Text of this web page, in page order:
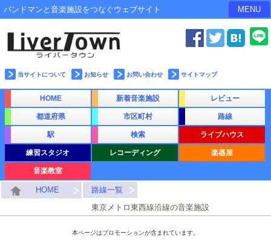
バンドマンと音楽施設をつなぐウェブサイト MENU
当サイトについて お知らせ お問い合わせ サイトマップ
HOME 新着音楽施設 レビュー
都道府県 市区町村 路線
駅 検索 ライブハウス
練習スタジオ レコーディング 楽器屋
音楽教室
HOME
路線一覧
東京メトロ東西線沿線の音楽施設
本ページはプロモーションが含まれています。